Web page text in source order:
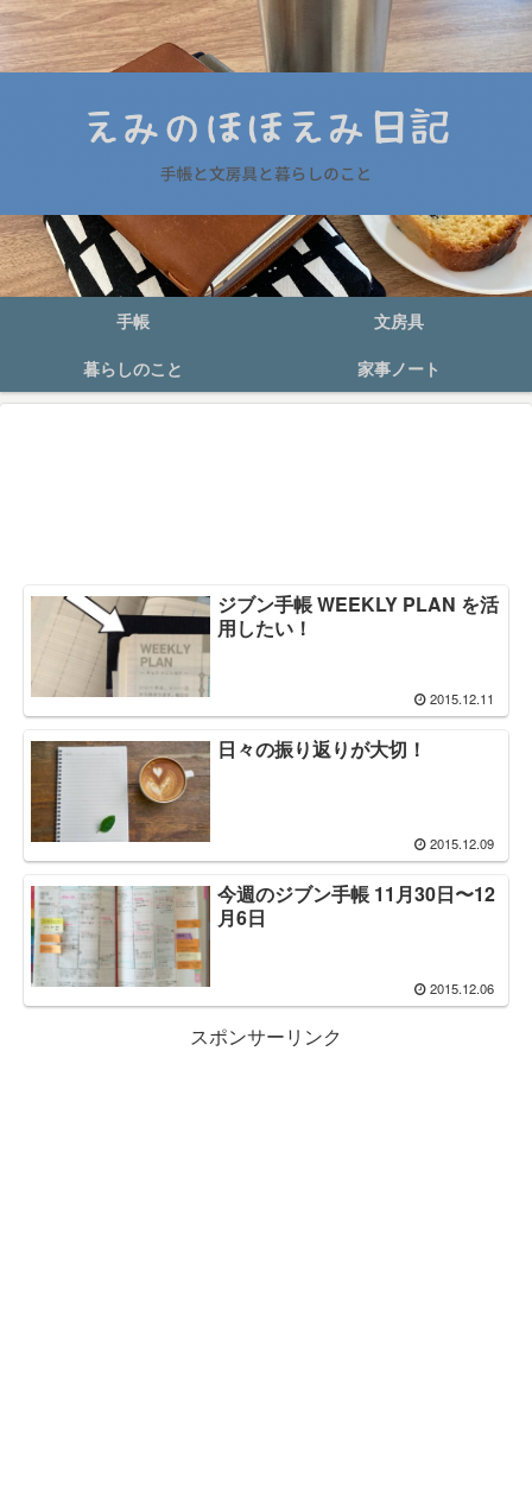
手帳
文房具
暮らしのこと
家事ノート
ジブン手帳 WEEKLY PLAN を活
用したい！
2015.12.11
日々の振り返りが大切！
2015.12.09
今週のジブン手帳 11月30日〜12
月6日
2015.12.06
スポンサーリンク